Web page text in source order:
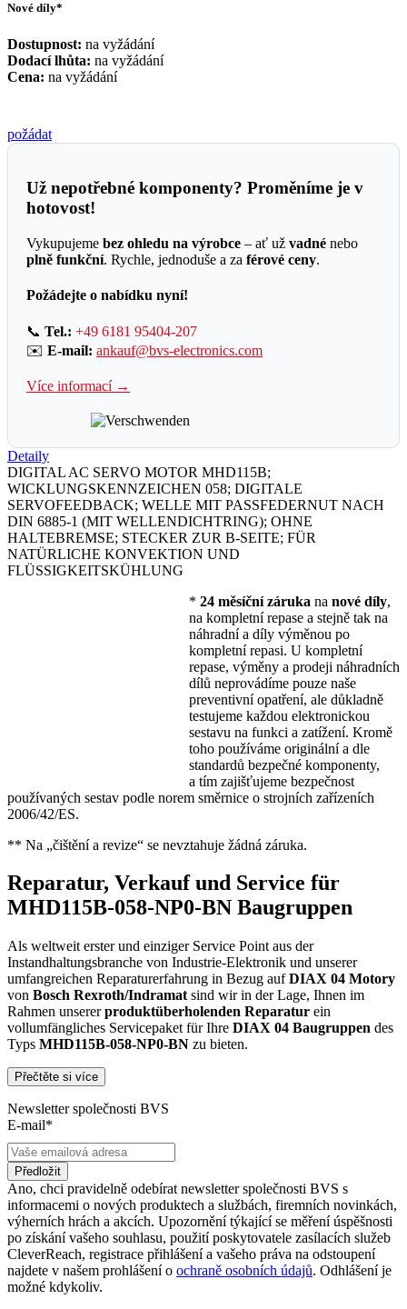
Nové díly*
Dostupnost: na vyžádání
Dodací lhůta: na vyžádání
Cena: na vyžádání
požádat
Už nepotřebné komponenty? Proměníme je v
hotovost!
Vykupujeme bez ohledu na výrobce – ať už vadné nebo
plně funkční. Rychle, jednoduše a za férové ceny.
Požádejte o nabídku nyní!
📞 Tel.: +49 6181 95404-207
✉️ E-mail: ankauf@bvs-electronics.com
Více informací →
Detaily
DIGITAL AC SERVO MOTOR MHD115B;
WICKLUNGSKENNZEICHEN 058; DIGITALE
SERVOFEEDBACK; WELLE MIT PASSFEDERNUT NACH
DIN 6885-1 (MIT WELLENDICHTRING); OHNE
HALTEBREMSE; STECKER ZUR B-SEITE; FÜR
NATÜRLICHE KONVEKTION UND
FLÜSSIGKEITSKÜHLUNG
* 24 měsíční záruka na nové díly,
na kompletní repase a stejně tak na
náhradní a díly výměnou po
kompletní repasi. U kompletní
repase, výměny a prodeji náhradních
dílů neprovádíme pouze naše
preventivní opatření, ale důkladně
testujeme každou elektronickou
sestavu na funkci a zatížení. Kromě
toho používáme originální a dle
standardů bezpečné komponenty,
a tím zajišťujeme bezpečnost
používaných sestav podle norem směrnice o strojních zařízeních
2006/42/ES.
** Na „čištění a revize“ se nevztahuje žádná záruka.
Reparatur, Verkauf und Service für
MHD115B-058-NP0-BN Baugruppen
Als weltweit erster und einziger Service Point aus der
Instandhaltungsbranche von Industrie-Elektronik und unserer
umfangreichen Reparaturerfahrung in Bezug aufDIAX 04 Motory
von Bosch Rexroth/Indramat sind wir in der Lage, Ihnen im
Rahmen unsererproduktüberholenden Reparatur ein
vollumfängliches Servicepaket für Ihre DIAX 04 Baugruppen des
Typs MHD115B-058-NP0-BN zu bieten.
Dies unterscheidet unsere
konventionellen Reparaturen:
oder einem höheren Verschleiß unterliegen
Zertifizierte Reparaturwerkstatt
Austausch aller Komponenten, die als Schwachstellen
identifiziert werden und somit ein Sicherheitsrisiko für die
Maschine und deren Betreiber darstellen
Ausschließliche Verwendung der vom Hersteller oder
Gesetzgeber neuen & zugelassenen Komponenten
Überprüfung aller relevanten Funktionen in Form von
Funktions- und Lasttests
Přečtěte si více
Newsletter společnosti BVS
E-mail*
Předložit
Ano, chci pravidelně odebírat newsletter společnosti BVS s
informacemi o nových produktech a službách, firemních novinkách,
výherních hrách a akcích. Upozornění týkající se měření úspěšnosti
po získání vašeho souhlasu, použití poskytovatele zasílacích služeb
CleverReach, registrace přihlášení a vašeho práva na odstoupení
najdete v našem prohlášení o ochraně osobních údajů. Odhlášení je
možné kdykoliv.